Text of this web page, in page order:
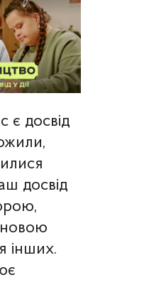
є досвід
досвід
інших.